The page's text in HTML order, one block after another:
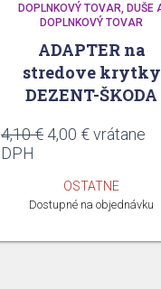
DOPLNKOVÝ TOVAR DUŠE
DOPLNKOVÝ TOVAR
ADAPTER na
stredove krytky
DEZENT-ŠKODA
4,10€ Pôvodná
4,10 €.
4,00 €Aktuálna
4,00 €.
vrátane
DPH
OSTATNE
Dostupné na objednávku